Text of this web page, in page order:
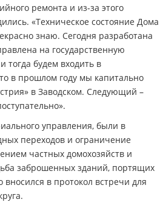
ремонта и из-за этого
«Техническое состояние Дома
знаю. Сегодня разработана
на государственную
тогда будем входить в
в прошлом году мы капитально
в Заводском. Следующий –
управления, были в
переходов и ограничение
частных домохозяйств и
заброшенных зданий, портящих
в протокол встречи для